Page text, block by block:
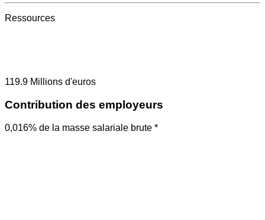
Ressources
119.9 Millions d'euros
Contribution des employeurs
0,016% de la masse salariale brute *